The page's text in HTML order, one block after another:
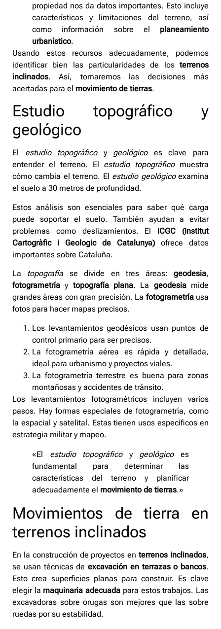
propiedad nos da datos importantes. Esto incluye
características y limitaciones del terreno, así
como información sobre el planeamiento
urbanístico.
Usando estos recursos adecuadamente, podemos
identificar bien las particularidades de los terrenos
inclinados. Así, tomaremos las decisiones más
acertadas para el movimiento de tierras.
Estudio topográfico y
geológico
El estudio topográficoy geológicoes clave para
entender el terreno. El estudio topográficomuestra
cómo cambia el terreno. El estudio geológicoexamina
el suelo a 30 metros de profundidad.
Estos análisis son esenciales para saber qué carga
puede soportar el suelo. También ayudan a evitar
problemas como deslizamientos. El ICGC (Institut
Cartogràfic i Geologic de Catalunya)ofrece datos
importantes sobre Cataluña.
La topografía se divide en tres áreas:geodesia,
fotogrametría y topografía plana. La geodesiamide
grandes áreas con gran precisión. La fotogrametríausa
fotos para hacer mapas precisos.
Los levantamientos geodésicos usan puntos de
control primario para ser precisos.
La fotogrametría aérea es rápida y detallada,
ideal para urbanismo y proyectos viales.
La fotogrametría terrestre es buena para zonas
montañosas y accidentes de tránsito.
Los levantamientos fotogramétricos incluyen varios
pasos. Hay formas especiales de fotogrametría, como
la espacial y satelital. Estas tienen usos específicos en
estrategia militar y mapeo.
«El estudio topográficoy geológicoes
fundamental para determinar las
características del terreno y planificar
adecuadamente el movimiento de tierras.»
Movimientos de tierra en
terrenos inclinados
En la construcción de proyectos enterrenos inclinados,
se usan técnicas de excavación en terrazas o bancos.
Esto crea superficies planas para construir. Es clave
elegir la maquinaria adecuada para estos trabajos. Las
excavadoras sobre orugas son mejores que las sobre
ruedas por su estabilidad.